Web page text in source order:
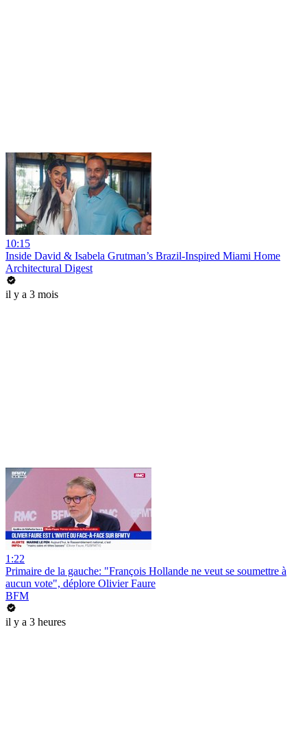
10:15
Inside David & Isabela Grutman’s Brazil-Inspired Miami Home
Architectural Digest
il y a 3 mois
1:22
Primaire de la gauche: "François Hollande ne veut se soumettre à
aucun vote", déplore Olivier Faure
BFM
il y a 3 heures